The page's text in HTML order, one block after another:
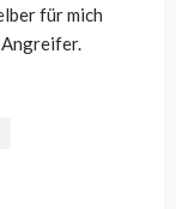
für mich